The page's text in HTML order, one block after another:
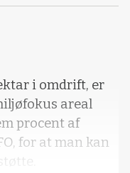
i omdrift, er
areal
procent af
for at man kan